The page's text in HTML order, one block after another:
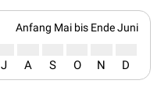
Anfang Mai bis Ende Juni
J A S O N D